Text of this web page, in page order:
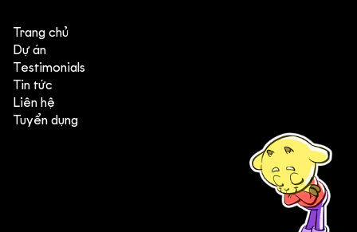
Head office: Central Point Bld., No. 219 Trung Kinh Str.,
Trang chủ
Dự án
Testimonials
Tin tức
Liên hệ
Tuyển dụng